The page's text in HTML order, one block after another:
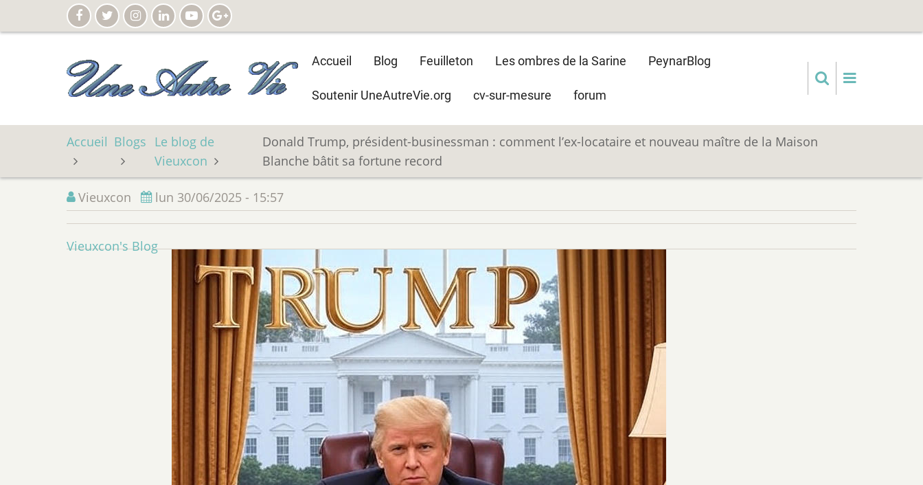
au
Main
navigation
Accueil Blog Feuilleton Les ombres de la Sarine PeynarBlog
Soutenir UneAutreVie.org cv-sur-mesure forum
Accueil Blogs Le blog de
Vieuxcon
Donald Trump, président-businessman : comment l’ex-locataire et nouveau maître de la Maison
Blanche bâtit sa fortune record
Vieuxcon lun 30/06/2025 - 15:57
Vieuxcon's Blog